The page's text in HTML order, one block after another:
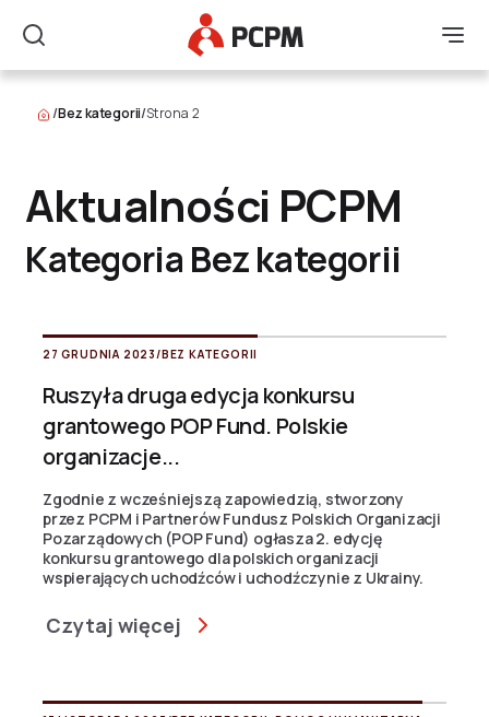
Szukaj
Główne Logo
/Bez kategorii/Strona 2
Aktualności PCPM
Kategoria Bez kategorii
27 GRUDNIA 2023 /BEZ KATEGORII
Ruszyła druga edycja konkursu
grantowego POP Fund. Polskie
organizacje...
Zgodnie z wcześniejszą zapowiedzią, stworzony
przez PCPM i Partnerów Fundusz Polskich Organizacji
Pozarządowych (POP Fund) ogłasza 2. edycję
konkursu grantowego dla polskich organizacji
wspierających uchodźców i uchodźczynie z Ukrainy.
Czytaj więcej